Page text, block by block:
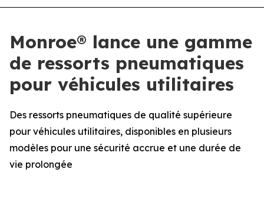
Monroe® lance une gamme
de ressorts pneumatiques
pour véhicules utilitaires
Des ressorts pneumatiques de qualité supérieure
pour véhicules utilitaires, disponibles en plusieurs
modèles pour une sécurité accrue et une durée de
vie prolongée